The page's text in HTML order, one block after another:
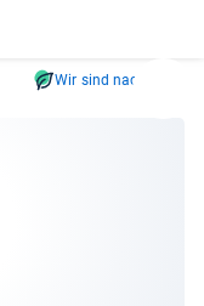
Wir sind nachhaltig